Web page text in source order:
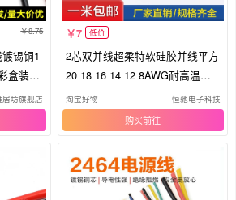
8.75
锡铜1
盒装电
居坊旗舰店
7 低价
2芯双并线超柔特软硅胶并线平方
20 18 16 14 12 8AWG耐高温红
黑线
淘宝好物 恒驰电子科技
购买